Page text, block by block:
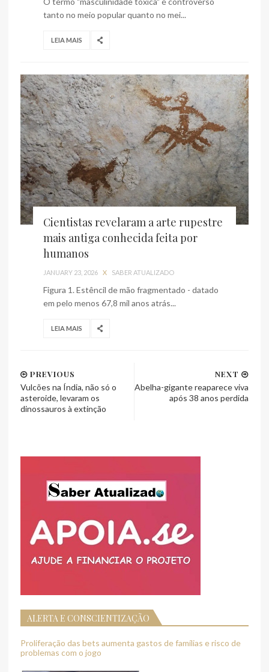
tanto no meio popular quanto no mei...
LEIA MAIS
Cientistas revelaram a arte rupestre
mais antiga conhecida feita por
humanos
JANUARY 23, 2026 X SABER ATUALIZADO
Figura 1. Estêncil de mão fragmentado - datado
em pelo menos 67,8 mil anos atrás...
LEIA MAIS
NEXT
Abelha-gigante reaparece viva
após 38 anos perdida
PREVIOUS
Vulcões na Índia, não só o
asteroide, levaram os
dinossauros à extinção
ALERTA E CONSCIENTIZAÇÃO
Proliferação das bets aumenta gastos de famílias e risco de
problemas com o jogo